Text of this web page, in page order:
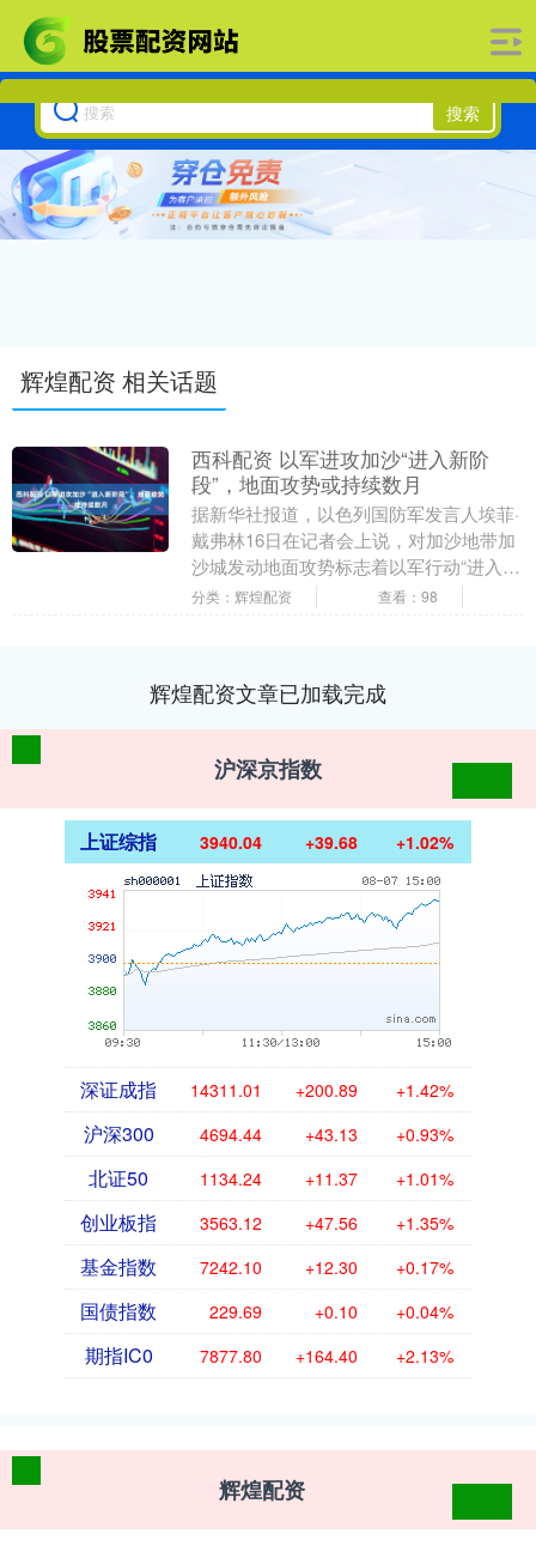
搜索
辉煌配资 相关话题
西科配资 以军进攻加沙“进入新阶
段”，地面攻势或持续数月
据新华社报道，以色列国防军发言人埃菲·
戴弗林16日在记者会上说，对加沙地带加
沙城发动地面攻势标志着以军行动“进入新
阶段”，预计地面攻势可能持续数月。 戴
分类：辉煌配资 查看：98
辉煌配资文章已加载完成
沪深京指数
上证综指 3940.04 +39.68 +1.02%
深证成指 14311.01 +200.89 +1.42%
沪深300 4694.44 +43.13 +0.93%
北证50 1134.24 +11.37 +1.01%
创业板指 3563.12 +47.56 +1.35%
基金指数 7242.10 +12.30 +0.17%
国债指数 229.69 +0.10 +0.04%
期指IC0 7877.80 +164.40 +2.13%
辉煌配资